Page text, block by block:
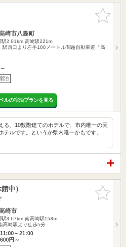
お気に入
りに追加
崎市八島町
駅2.81km 高崎駅221m
駅西口より左手100メートル関越自動車道「高
泊
ルの宿泊プランを見る
る、10数階建てのホテルで、市内唯一の天
テルです。というか県内唯一かもです。
お気に入
りに追加
中）
崎市
駅3.67km 南高崎駅158m
高崎駅より徒歩5分
～21:00
円～